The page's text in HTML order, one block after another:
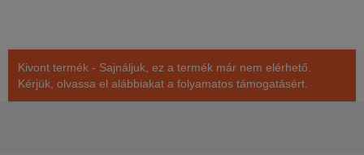
Kivont termék - Sajnáljuk, ez a termék már nem elérhető.
Kérjük, olvassa el alábbiakat a folyamatos támogatásért.